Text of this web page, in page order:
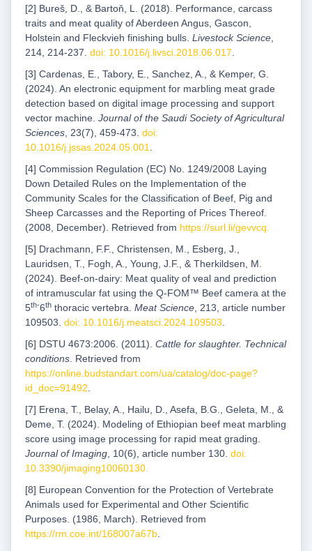
[2] Bureš, D., & Bartoň, L. (2018). Performance, carcass
traits and meat quality of Aberdeen Angus, Gascon,
Holstein and Fleckvieh finishing bulls. Livestock Science,
214, 214-237. doi: 10.1016/j.livsci.2018.06.017.
[3] Cardenas, E., Tabory, E., Sanchez, A., & Kemper, G.
(2024). An electronic equipment for marbling meat grade
detection based on digital image processing and support
vector machine. Journal of the Saudi Society of Agricultural
Sciences, 23(7), 459-473. doi:
10.1016/j.jssas.2024.05.001.
[4] Commission Regulation (EC) No. 1249/2008 Laying
Down Detailed Rules on the Implementation of the
Community Scales for the Classification of Beef, Pig and
Sheep Carcasses and the Reporting of Prices Thereof.
(2008, December). Retrieved from https://surl.li/gevvcq.
[5] Drachmann, F.F., Christensen, M., Esberg, J.,
Lauridsen, T., Fogh, A., Young, J.F., & Therkildsen, M.
(2024). Beef-on-dairy: Meat quality of veal and prediction
of intramuscular fat using the Q-FOM™ Beef camera at the
5th-6th thoracic vertebra. Meat Science, 213, article number
109503. doi: 10.1016/j.meatsci.2024.109503.
[6] DSTU 4673:2006. (2011). Cattle for slaughter. Technical
conditions. Retrieved from
https://online.budstandart.com/ua/catalog/doc-page?
id_doc=91492.
[7] Erena, T., Belay, A., Hailu, D., Asefa, B.G., Geleta, M., &
Deme, T. (2024). Modeling of Ethiopian beef meat marbling
score using image processing for rapid meat grading.
Journal of Imaging, 10(6), article number 130. doi:
10.3390/jimaging10060130.
[8] European Convention for the Protection of Vertebrate
Animals used for Experimental and Other Scientific
Purposes. (1986, March). Retrieved from
https://rm.coe.int/168007a67b.